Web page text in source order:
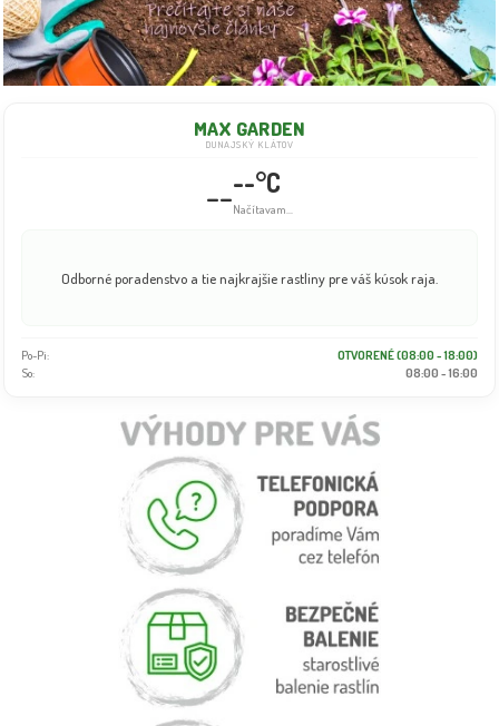
MAX GARDEN
DUNAJSKÝ KLÁTOV
----°C
Načítavam...
Odborné poradenstvo a tie najkrajšie rastliny pre váš kúsok raja.
Po-Pi:
OTVORENÉ (08:00 - 18:00)
So:
08:00 - 16:00